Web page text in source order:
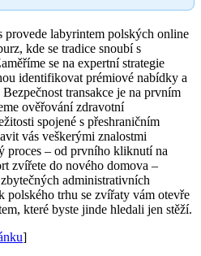
provede labyrintem polských online
kde se tradice snoubí s
se na expertní strategie
identifikovat prémiové nabídky a
transakce je na prvním
ověřování zdravotní
spojené s přeshraničním
vás veškerými znalostmi
proces – od prvního kliknutí na
zvířete do nového domova –
administrativních
trhu se zvířaty vám otevře
které byste jinde hledali jen stěží.
]